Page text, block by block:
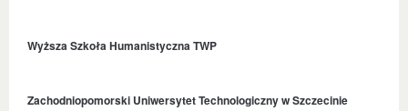
Wyższa Szkoła Humanistyczna TWP
Zachodniopomorski Uniwersytet Technologiczny w Szczecinie